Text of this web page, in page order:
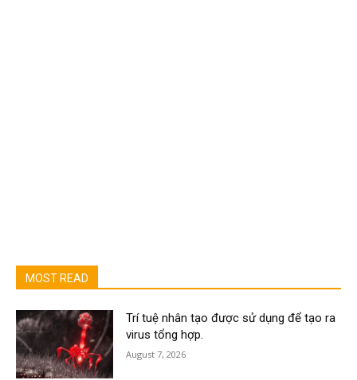
MOST READ
Trí tuệ nhân tạo được sử dụng để tạo ra
virus tổng hợp.
August 7, 2026